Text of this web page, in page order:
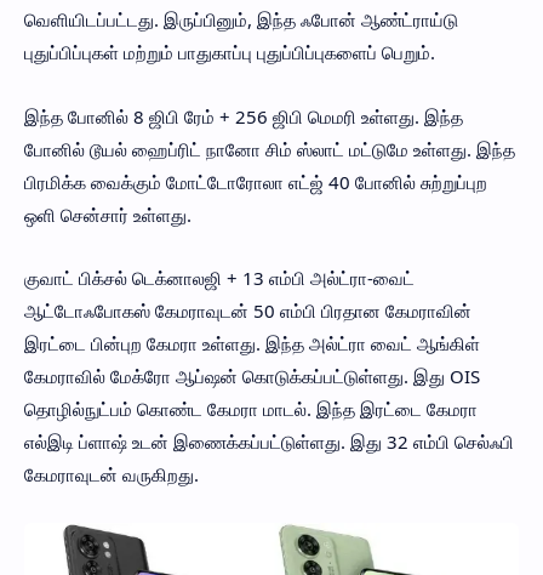
வெளியிடப்பட்டது. இருப்பினும், இந்த ஃபோன் ஆண்ட்ராய்டு
புதுப்பிப்புகள் மற்றும் பாதுகாப்பு புதுப்பிப்புகளைப் பெறும்.
இந்த போனில் 8 ஜிபி ரேம் + 256 ஜிபி மெமரி உள்ளது. இந்த
போனில் டூயல் ஹைப்ரிட் நானோ சிம் ஸ்லாட் மட்டுமே உள்ளது. இந்த
பிரமிக்க வைக்கும் மோட்டோரோலா எட்ஜ் 40 போனில் சுற்றுப்புற
ஒளி சென்சார் உள்ளது.
குவாட் பிக்சல் டெக்னாலஜி + 13 எம்பி அல்ட்ரா-வைட்
ஆட்டோஃபோகஸ் கேமராவுடன் 50 எம்பி பிரதான கேமராவின்
இரட்டை பின்புற கேமரா உள்ளது. இந்த அல்ட்ரா வைட் ஆங்கிள்
கேமராவில் மேக்ரோ ஆப்ஷன் கொடுக்கப்பட்டுள்ளது. இது OIS
தொழில்நுட்பம் கொண்ட கேமரா மாடல். இந்த இரட்டை கேமரா
எல்இடி ப்ளாஷ் உடன் இணைக்கப்பட்டுள்ளது. இது 32 எம்பி செல்ஃபி
கேமராவுடன் வருகிறது.